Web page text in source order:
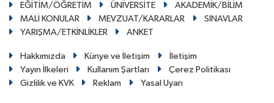
EĞİTİM/ÖĞRETİM
ÜNİVERSİTE
AKADEMİK/BİLİM
MALİ KONULAR
MEVZUAT/KARARLAR
SINAVLAR
YARIŞMA/ETKİNLİKLER
ANKET
Hakkımızda Künye ve İletişim
İletişim
Yayın İlkeleri
Kullanım Şartları
Çerez Politikası
Gizlilik ve KVK
Reklam Yasal Uyarı